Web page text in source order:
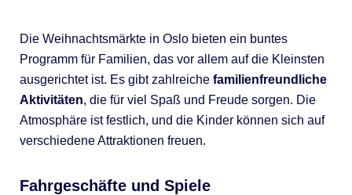
Die Weihnachtsmärkte in Oslo bieten ein buntes
Programm für Familien, das vor allem auf die Kleinsten
ausgerichtet ist. Es gibt zahlreiche familienfreundliche
Aktivitäten, die für viel Spaß und Freude sorgen. Die
Atmosphäre ist festlich, und die Kinder können sich auf
verschiedene Attraktionen freuen.
Fahrgeschäfte und Spiele